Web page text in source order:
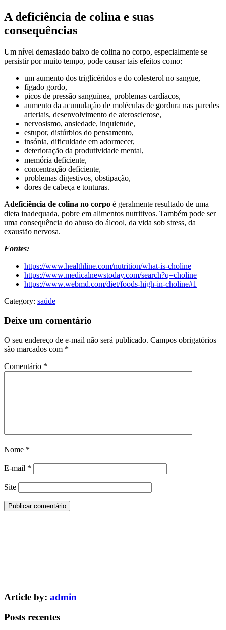
A deficiência de colina e suas
consequências
Um nível demasiado baixo de colina no corpo, especialmente se
persistir por muito tempo, pode causar tais efeitos como:
um aumento dos triglicéridos e do colesterol no sangue,
fígado gordo,
picos de pressão sanguínea, problemas cardíacos,
aumento da acumulação de moléculas de gordura nas paredes
arteriais, desenvolvimento de aterosclerose,
nervosismo, ansiedade, inquietude,
estupor, distúrbios do pensamento,
insónia, dificuldade em adormecer,
deterioração da produtividade mental,
memória deficiente,
concentração deficiente,
problemas digestivos, obstipação,
dores de cabeça e tonturas.
Adeficiência de colina no corpo é geralmente resultado de uma
dieta inadequada, pobre em alimentos nutritivos. Também pode ser
uma consequência do abuso do álcool, da vida sob stress, da
exaustão nervosa.
Fontes:
https://www.healthline.com/nutrition/what-is-choline
https://www.medicalnewstoday.com/search?q=choline
https://www.webmd.com/diet/foods-high-in-choline#1
Category: saúde
Deixe um comentário
O seu endereço de e-mail não será publicado. Campos obrigatórios
são marcados com *
Comentário *
Nome *
E-mail *
Site
Article by: admin
Posts recentes